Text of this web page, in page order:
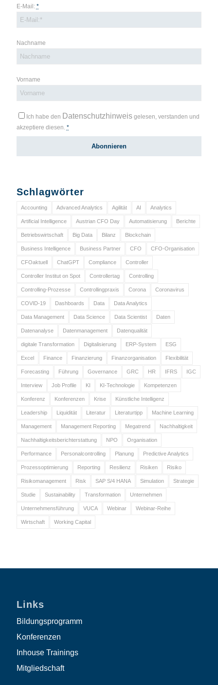
E-Mail: *
Nachname
Vorname
Ich habe den Datenschutzhinweisgelesen, verstanden und
akzeptiere diesen. *
Schlagwörter
Accounting Advanced Analytics Agilität AI Analytics
Artificial Intelligence Austrian CFO Day Automatisierung Berichte
Betriebswirtschaft Big Data Bilanz Blockchain
Business Intelligence Business Partner CFO CFO-Organisation
CFOaktuell ChatGPT Compliance Controller
Controller Institut on Spot Controllertag Controlling
Controlling-Prozesse Controllingpraxis Corona Coronavirus
COVID-19 Dashboards Data Data Analytics
Data Management Data Science Data Scientist Daten
Datenanalyse Datenmanagement Datenqualität
digitale Transformation Digitalisierung ERP-System ESG
Excel Finance Finanzierung Finanzorganisation Flexibilität
Forecasting Führung Governance GRC HR IFRS IGC
Interview Job Profile KI KI-Technologie Kompetenzen
Konferenz Konferenzen Krise Künstliche Intelligenz
Leadership Liquidität Literatur Literaturtipp Machine Learning
Management Management Reporting Megatrend Nachhaltigkeit
Nachhaltigkeitsberichterstattung NPO Organisation
Performance Personalcontrolling Planung Predictive Analytics
Prozessoptimierung Reporting Resilienz Risiken Risiko
Risikomanagement Risk SAP S/4 HANA Simulation Strategie
Studie Sustainability Transformation Unternehmen
Unternehmensführung VUCA Webinar Webinar-Reihe
Wirtschaft Working Capital
Links
Bildungsprogramm
Konferenzen
Inhouse Trainings
Mitgliedschaft